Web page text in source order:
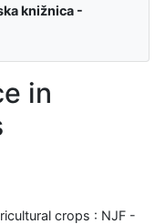
knižnica -
in
crops : NJF -